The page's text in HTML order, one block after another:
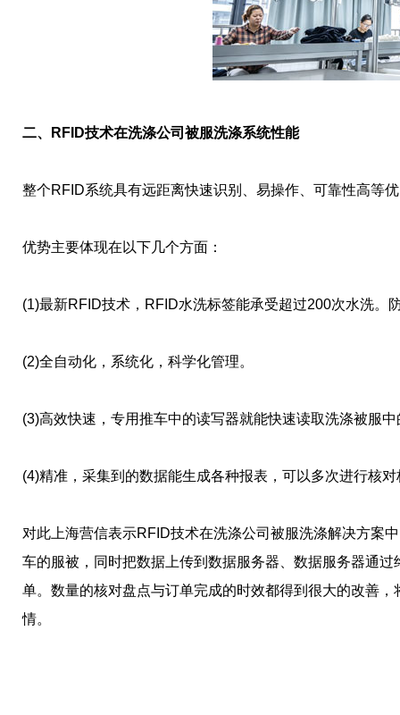
二、RFID技术在洗涤公司被服洗涤系统性能
整个RFID系统具有远距离快速识别、易操作、可靠性高等
优势主要体现在以下几个方面：
(1)最新RFID技术，RFID水洗标签能承受超过200次水洗。
(2)全自动化，系统化，科学化管理。
(3)高效快速，专用推车中的读写器就能快速读取洗涤被服
(4)精准，采集到的数据能生成各种报表，可以多次进行核
对此上海营信表示RFID技术在洗涤公司被服洗涤解决方案
车的服被，同时把数据上传到数据服务器、数据服务器通
单。数量的核对盘点与订单完成的时效都得到很大的改善
情。